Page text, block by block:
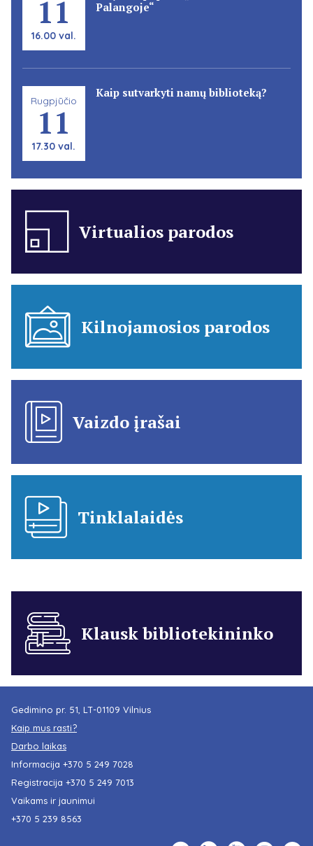
11
16.00 val.
Palangoje“
Rugpjūčio
11
17.30 val.
Kaip sutvarkyti namų biblioteką?
Virtualios parodos
Kilnojamosios parodos
Vaizdo įrašai
Tinklalaidės
Klausk bibliotekininko
Gedimino pr. 51, LT-01109 Vilnius
Kaip mus rasti?
Darbo laikas
Informacija +370 5 249 7028
Registracija +370 5 249 7013
Vaikams ir jaunimui
+370 5 239 8563